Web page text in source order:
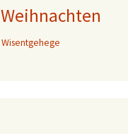
Weihnachten
Wisentgehege